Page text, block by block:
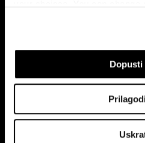
If you allow, we would also like
Collect information
Identify your device by
specific characteristics
Dopusti
10 posto pale na sudu u SAD-u